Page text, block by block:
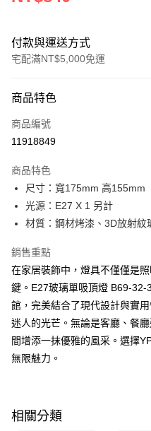
付款與運送方式
宅配滿NT$5,000免運
信用卡一次付款
LINE Pay
街口支付
悠遊付
全盈+PAY
AFTEE先享後付
相關說明
【關於「AFTEE先享後付」】
AFTEE先享後付是「在收到商品之
便利好安心！
１．簡單：不需註冊會員、不需綁
【「AFTEE先享後付」結帳流程】
１．於結帳方式選擇「AFTEE先享
每筆NT$180，滿NT$5,000(含
商品特色
商品編號
11918849
商品特色
尺寸：寬175mm 高155mm
光源：E27 X 1 另計
材質：鋼材烤漆、3D放射紋
銷售重點
在家居裝飾中，燈具不僅僅是
鍵。E27玻璃單吸頂燈 B69-
館，完美結合了現代設計與實
迷人的光芒。無論是客廳、餐
間增添一抹優雅的風采。選擇
無限魅力。
相關分類